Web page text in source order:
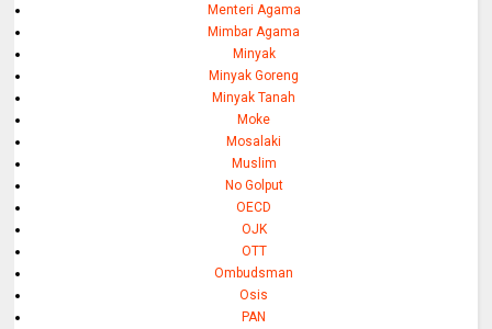
Menteri Agama
Mimbar Agama
Minyak
Minyak Goreng
Minyak Tanah
Moke
Mosalaki
Muslim
No Golput
OECD
OJK
OTT
Ombudsman
Osis
PAN